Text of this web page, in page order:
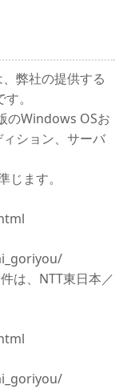
弊社の提供する
。
のWindows OSお
ション、サーバ
ます。
は、NTT東日本／